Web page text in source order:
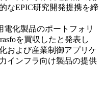
なEPIC研究開発提携を締
電化製品のポートフォリ
を買収したと発表し
および産業制御アプリケ
インフラ向け製品の提供